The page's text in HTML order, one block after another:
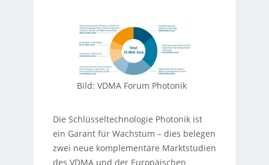
Bild: VDMA Forum Photonik
Die Schlüsseltechnologie Photonik ist
ein Garant für Wachstum – dies belegen
zwei neue komplementäre Marktstudien
des VDMA und der Europäischen